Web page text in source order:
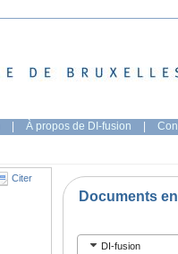
| À propos de DI-fusion |
Citer
Documents
DI-fusion